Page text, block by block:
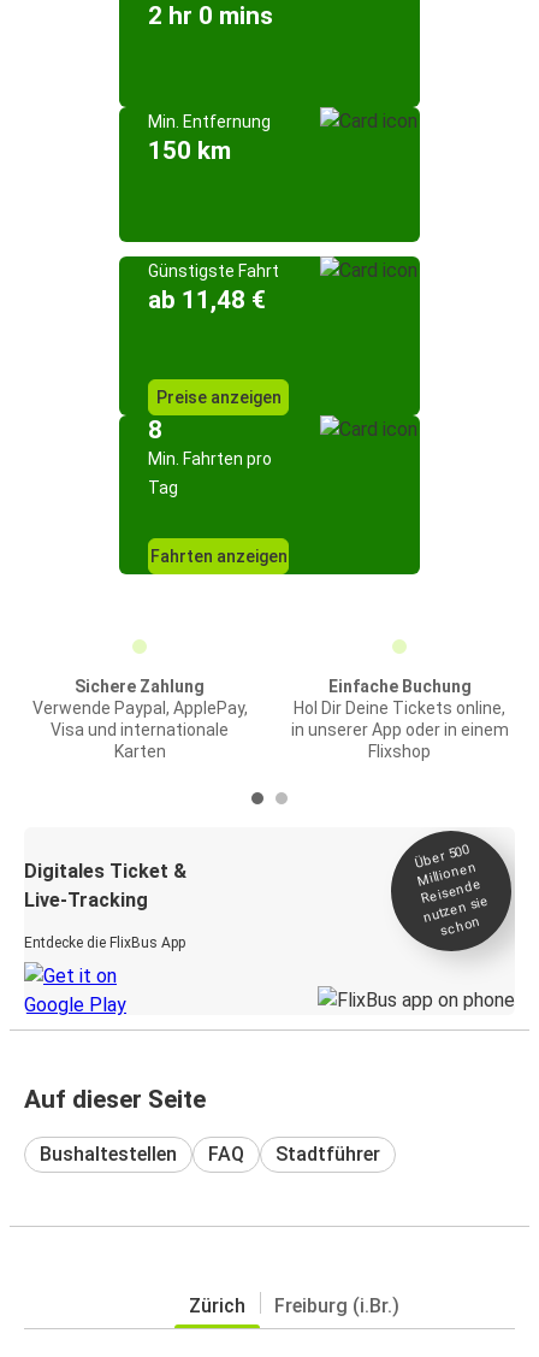
2 hr 0 mins
Min. Entfernung
150 km
Günstigste Fahrt
ab 11,48 €
Preise anzeigen
8
Min. Fahrten pro
Tag
Fahrten anzeigen
Sichere Zahlung
Verwende Paypal, ApplePay,
Visa und internationale
Karten
Einfache Buchung
Hol Dir Deine Tickets online,
in unserer App oder in einem
Flixshop
Digitales Ticket &
Live-Tracking
Entdecke die FlixBus App
Über 500
Millionen
Reisende
nutzen sie
schon
Auf dieser Seite
Bushaltestellen FAQ Stadtführer
Zürich Freiburg (i.Br.)